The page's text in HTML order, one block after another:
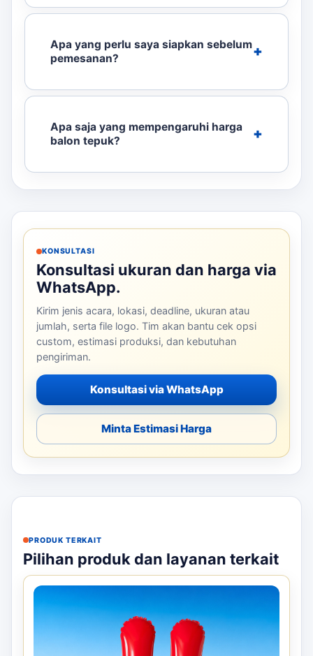
Apa yang perlu saya siapkan sebelum
pemesanan?
Apa saja yang mempengaruhi harga
balon tepuk?
KONSULTASI
Konsultasi ukuran dan harga via
WhatsApp.
Kirim jenis acara, lokasi, deadline, ukuran atau
jumlah, serta file logo. Tim akan bantu cek opsi
custom, estimasi produksi, dan kebutuhan
pengiriman.
Konsultasi via WhatsApp
Minta Estimasi Harga
PRODUK TERKAIT
Pilihan produk dan layanan terkait